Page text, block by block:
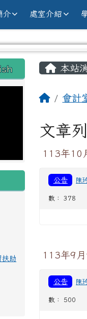
國小
介 處室介紹
扶助
主內容
本站
回首頁
會計
文章
113年10
公告 陳
數： 378
113年9
公告 陳
數： 500